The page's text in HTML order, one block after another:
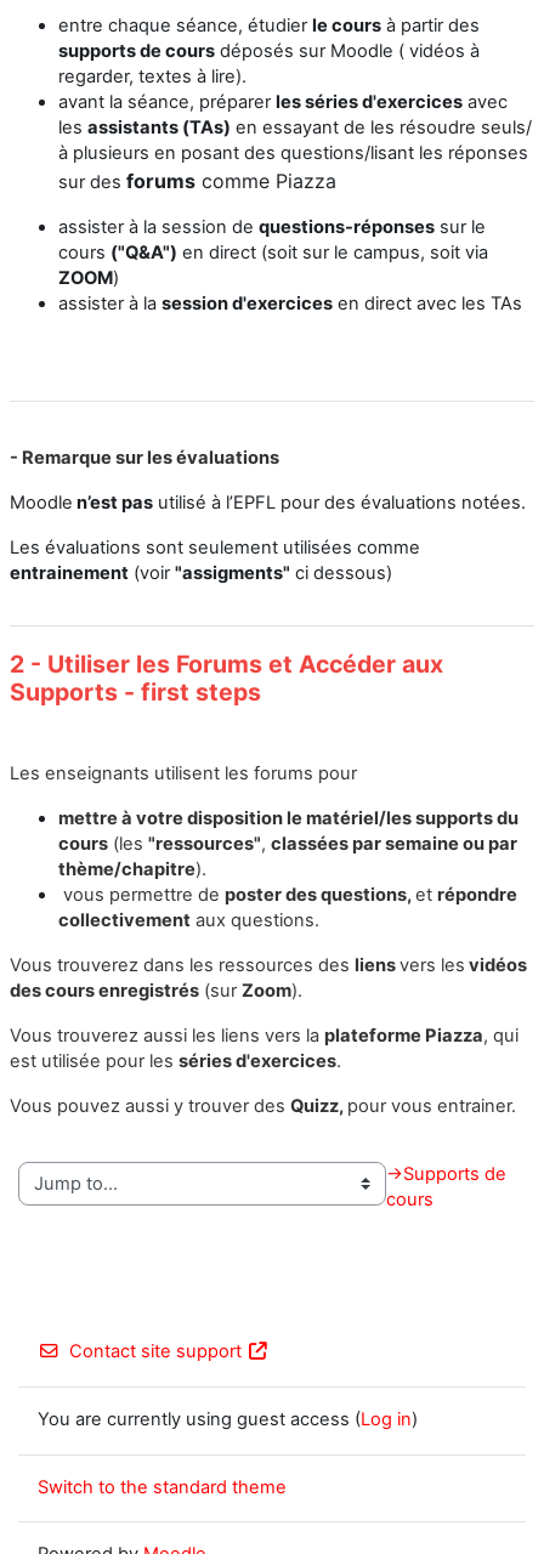
entre chaque séance, étudierle cours à partir des
supports de cours déposés sur Moodle ( vidéos à
regarder, textes à lire).
avant la séance, préparerles séries d'exercices avec
les assistants (TAs) en essayant de les résoudre seuls/
à plusieurs en posant des questions/lisant les réponses
sur des forums comme Piazza
assister à la session de questions-réponses sur le
cours ("Q&A") en direct (soit sur le campus, soit via
ZOOM)
assister à la session d'exercices en direct avec les TAs
- Remarque sur les évaluations
Moodle n’est pas utilisé à l’EPFL pour des évaluations notées.
Les évaluations sont seulement utilisées comme
entrainement (voir"assigments" ci dessous)
2 - Utiliser les Forums et Accéder aux
Supports - first steps
Les enseignants utilisent les forums pour
mettre à votre dispositionle matériel/les supports du
cours (les "ressources", classées par semaine ou par
thème/chapitre).
vous permettre de poster des questions,et répondre
collectivement aux questions.
Vous trouverez dans les ressources des liensvers les vidéos
des cours enregistrés (sur Zoom).
Vous trouverez aussi les liens vers la plateforme Piazza, qui
est utilisée pour les séries d'exercices.
Vous pouvez aussi y trouver des Quizz, pour vous entrainer.
→Supports de
cours
Contact site support
You are currently using guest access (Log in)
Switch to the standard theme